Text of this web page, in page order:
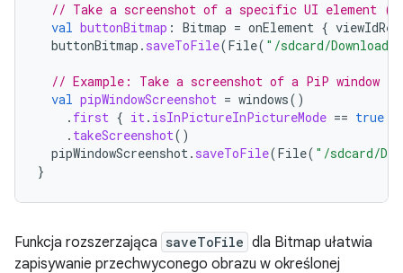
// Take a screenshot of a specific UI element
val buttonBitmap : Bitmap = onElement {
buttonBitmap . saveToFile(File( "/sdcard/Download/
// Example: Take a screenshot of a PiP window
val pipWindowScreenshot = windows()
. first { it. isInPictureInPictureMode == true
. takeScreenshot()
pipWindowScreenshot. saveToFile(File( "/sdcard/
}
Funkcja rozszerzająca saveToFile dla Bitmap ułatwia
zapisywanie przechwyconego obrazu w określonej